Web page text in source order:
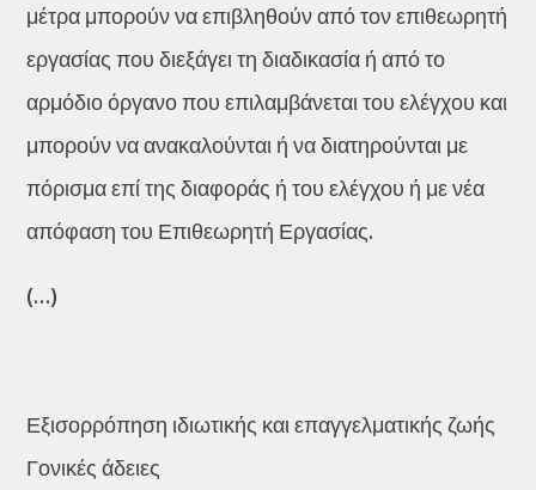
μέτρα μπορούν να επιβληθούν από τον επιθεωρητή
εργασίας που διεξάγει τη διαδικασία ή από το
αρμόδιο όργανο που επιλαμβάνεται του ελέγχου και
μπορούν να ανακαλούνται ή να διατηρούνται με
πόρισμα επί της διαφοράς ή του ελέγχου ή με νέα
απόφαση του Επιθεωρητή Εργασίας.
(…)
Εξισορρόπηση ιδιωτικής και επαγγελματικής ζωής
Γονικές άδειες